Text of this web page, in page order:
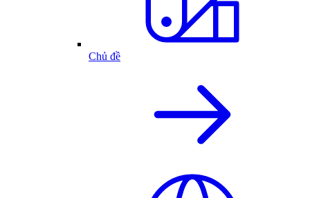
Chủ đề